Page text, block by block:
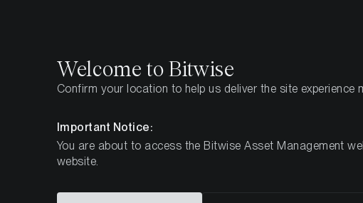
Cet article n’est disponible qu’en anglais
Welcome to Bitwise
Confirm your location to help us deliver the site experience
Important Notice:
You are about to access the Bitwise Asset Management
website.